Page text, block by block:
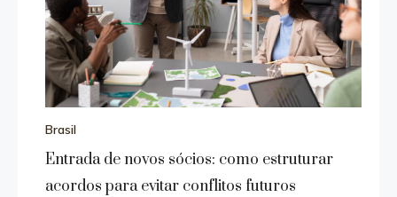
Brasil
Entrada de novos sócios: como estruturar
acordos para evitar conflitos futuros